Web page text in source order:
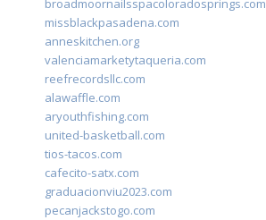
broadmoornailsspacoloradosprings.com
missblackpasadena.com
anneskitchen.org
valenciamarketytaqueria.com
reefrecordsllc.com
alawaffle.com
aryouthfishing.com
united-basketball.com
tios-tacos.com
cafecito-satx.com
graduacionviu2023.com
pecanjackstogo.com